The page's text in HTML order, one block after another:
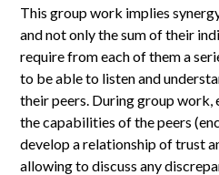
This group work implies
and not only the sum of their
require from each of them a
to be able to listen and
their peers. During group work,
the capabilities of the peers
develop a relationship of trust
allowing to discuss any